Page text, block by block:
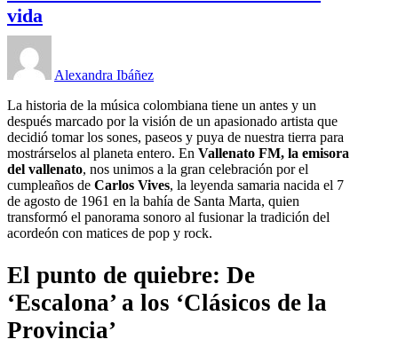
vida
Alexandra Ibáñez
La historia de la música colombiana tiene un antes y un
después marcado por la visión de un apasionado artista que
decidió tomar los sones, paseos y puya de nuestra tierra para
mostrárselos al planeta entero. En Vallenato FM, la emisora
del vallenato, nos unimos a la gran celebración por el
cumpleaños de Carlos Vives, la leyenda samaria nacida el 7
de agosto de 1961 en la bahía de Santa Marta, quien
transformó el panorama sonoro al fusionar la tradición del
acordeón con matices de pop y rock.
El punto de quiebre: De
‘Escalona’ a los ‘Clásicos de la
Provincia’